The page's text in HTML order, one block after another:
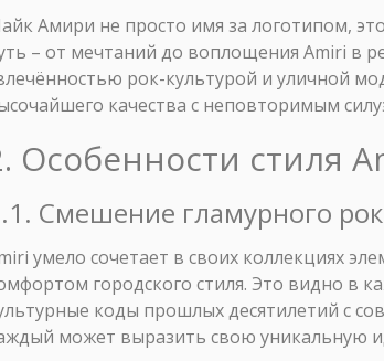
Амири не просто имя за логотипом,
– от мечтаний до воплощения Amiri в
рок-культурой и уличной
качества с неповторимым
Особенности стиля
Смешение гламурного
умело сочетает в своих коллекциях
городского стиля. Это видно в
коды прошлых десятилетий с
может выразить свою уникальную